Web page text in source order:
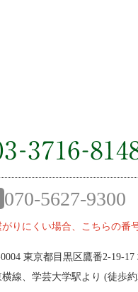
070-5627-9300
りにくい場合、こちらの番
東京都目黒区鷹番
線、学芸大学駅より (徒歩